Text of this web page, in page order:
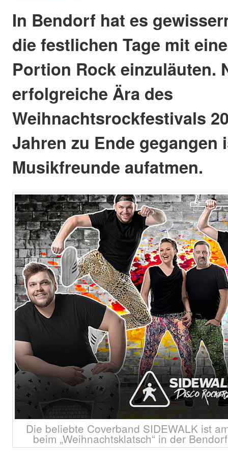
In Bendorf hat es
die festlichen Tage mit
Portion Rock einzuläuten.
erfolgreiche Ära des
Weihnachtsrockfestivals
Jahren zu Ende gegangen
Musikfreunde aufatmen.
Die beliebte Coverband SIDEWALK ist
beim „Weihnachtsklatsch“ in der